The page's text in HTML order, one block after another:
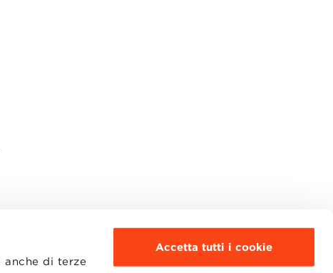
di terze
Accetta tutti i cookie